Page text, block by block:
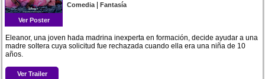
Ver Poster
Comedia|Fantasía
Eleanor, una joven hada madrina inexperta en formación, decide ayudar a una
madre soltera cuya solicitud fue rechazada cuando ella era una niña de 10
años.
Ver Trailer